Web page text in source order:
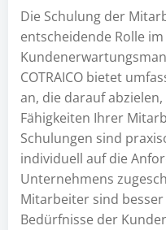
Die Schulung der
entscheidende Rolle im
COTRAICO bietet
an, die darauf
Fähigkeiten Ihrer
Schulungen sind
individuell auf die
Unternehmens
Mitarbeiter sind besser
Bedürfnisse der